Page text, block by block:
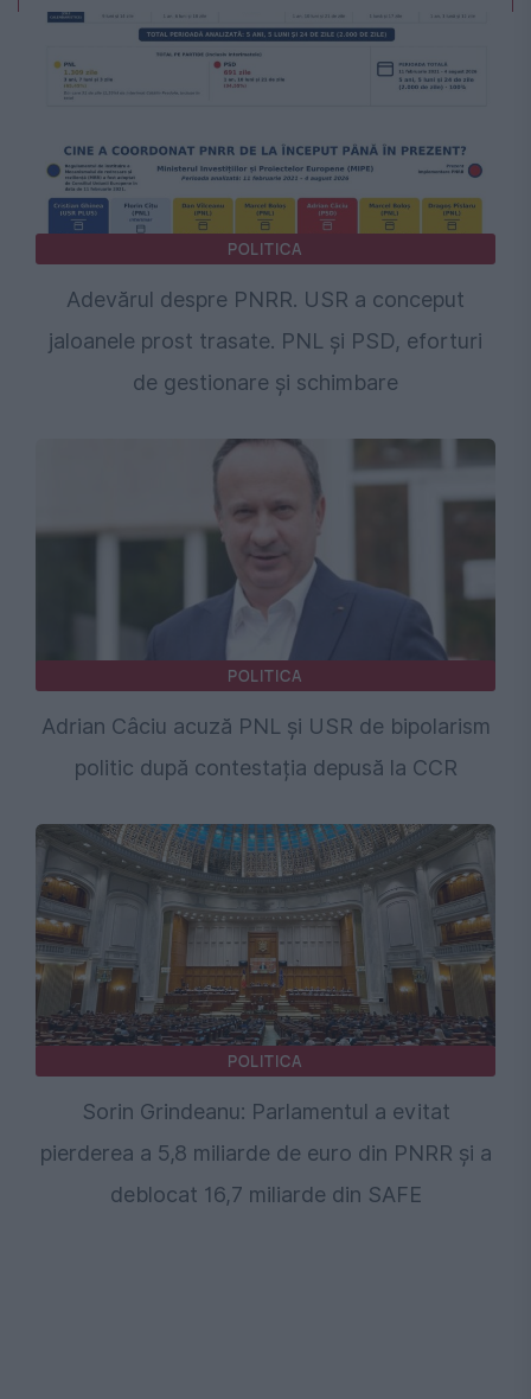
POLITICA
Adevărul despre PNRR. USR a conceput
jaloanele prost trasate. PNL și PSD, eforturi
de gestionare și schimbare
POLITICA
Adrian Câciu acuză PNL și USR de bipolarism
politic după contestația depusă la CCR
POLITICA
Sorin Grindeanu: Parlamentul a evitat
pierderea a 5,8 miliarde de euro din PNRR și a
deblocat 16,7 miliarde din SAFE